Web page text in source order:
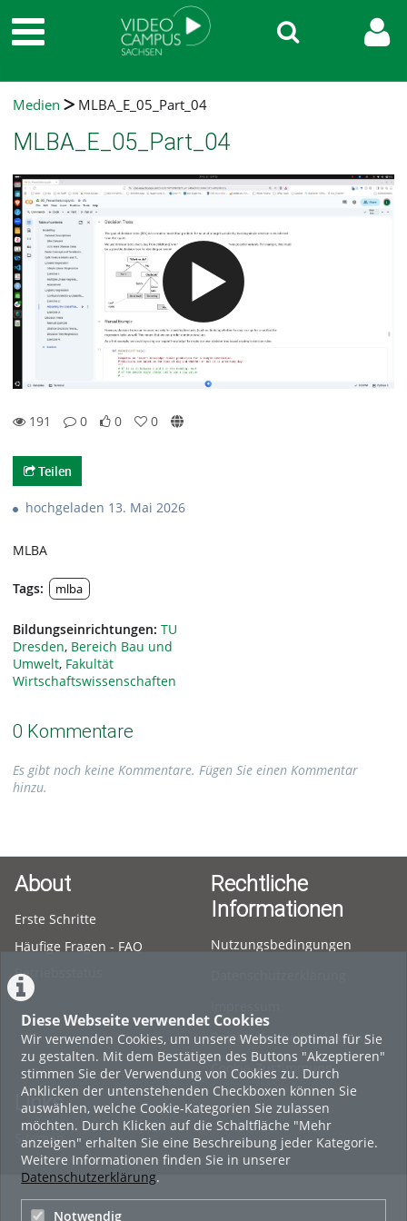
Diese Webseite verwendet Cookies
Wir verwenden Cookies, um unsere Website optimal für Sie
zu gestalten. Mit dem Bestätigen des Buttons "Akzeptieren"
stimmen Sie der Verwendung von Cookies zu. Durch
Anklicken der untenstehenden Checkboxen können Sie
auswählen, welche Cookie-Kategorien Sie zulassen
möchten. Durch Klicken auf die Schaltfläche "Mehr
anzeigen" erhalten Sie eine Beschreibung jeder Kategorie.
Weitere Informationen finden Sie in unserer
Datenschutzerklärung.
Notwendig
Medien MLBA_E_05_Part_04
MLBA_E_05_Part_04
191
0
0
0
Teilen
hochgeladen 13. Mai 2026
MLBA
Tags: mlba
Bildungseinrichtungen: TU
Dresden, Bereich Bau und
Umwelt, Fakultät
Wirtschaftswissenschaften
0 Kommentare
Es gibt noch keine Kommentare. Fügen Sie einen Kommentar
hinzu.
About
Erste Schritte
Häufige Fragen - FAQ
Betriebsstatus
Rechtliche
Informationen
Nutzungsbedingungen
Barrierefreiheitserklärung
Cookie-Zustimmung
Links
Sitemap